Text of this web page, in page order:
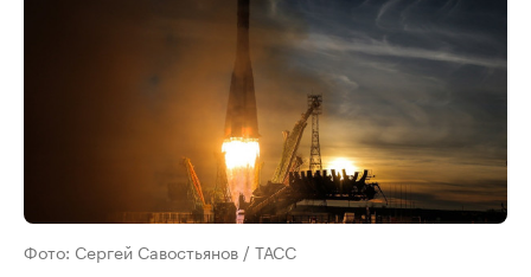
Фото: Сергей Савостьянов / ТАСС